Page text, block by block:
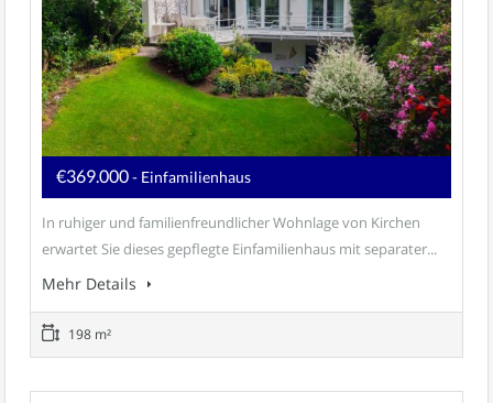
€369.000- Einfamilienhaus
In ruhiger und familienfreundlicher Wohnlage von Kirchen
erwartet Sie dieses gepflegte Einfamilienhaus mit separater...
Mehr Details
198 m²